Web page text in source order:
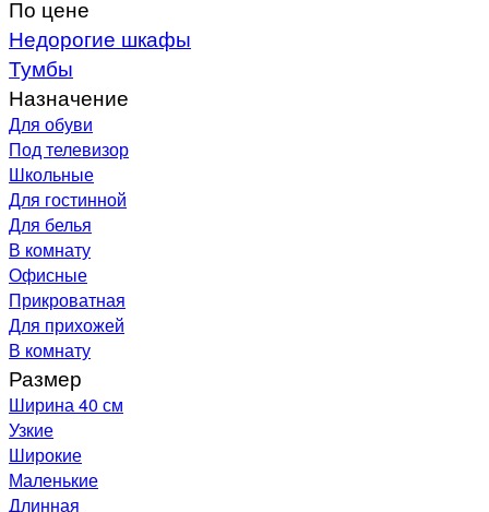
По цене
Недорогие шкафы
Тумбы
Назначение
Для обуви
Под телевизор
Школьные
Для гостинной
Для белья
В комнату
Офисные
Прикроватная
Для прихожей
В комнату
Размер
Ширина 40 см
Узкие
Широкие
Маленькие
Длинная